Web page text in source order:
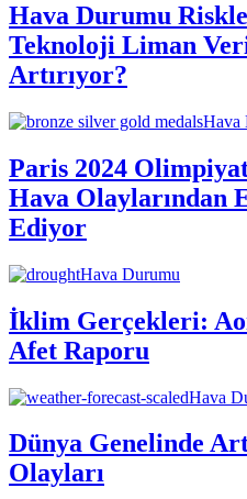
Hava Durumu
Teknoloji Liman
Artırıyor?
Hava
Paris 2024
Hava Olaylarından
Ediyor
Hava Durumu
İklim Gerçekleri:
Afet Raporu
Hava
Dünya Genelinde
Olayları